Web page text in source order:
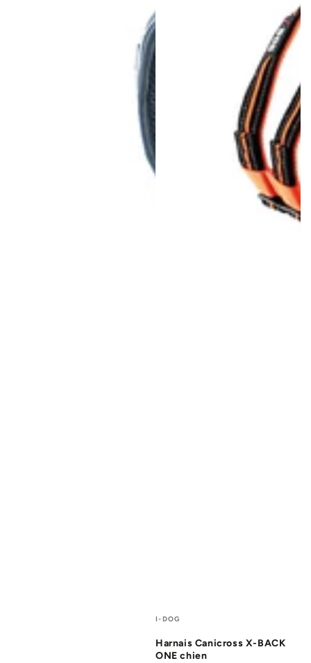
Fournisseur:
I-DOG
Harnais Canicross X-BACK
ONE chien